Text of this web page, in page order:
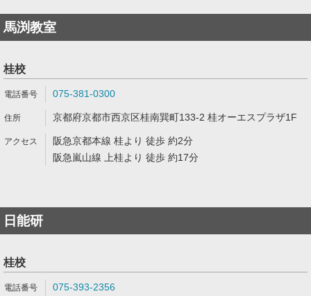
馬渕教室
桂校
075-381-0300
京都府京都市西京区桂南巽町133-2 桂オーエスプラザ1F
阪急京都本線 桂より 徒歩 約2分
阪急嵐山線 上桂より 徒歩 約17分
日能研
桂校
075-393-2356